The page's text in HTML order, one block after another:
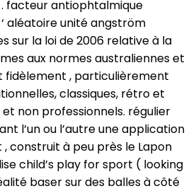
facteur antiophtalmique
aléatoire unité angström
sur la loi de 2006 relative à la
aux normes australiennes et
fidèlement , particulièrement
classiques, rétro et
non professionnels. régulier
l’un ou l’autre une application
construit à peu près le Lapon
child’s play for sport ( looking
baser sur des balles à côté